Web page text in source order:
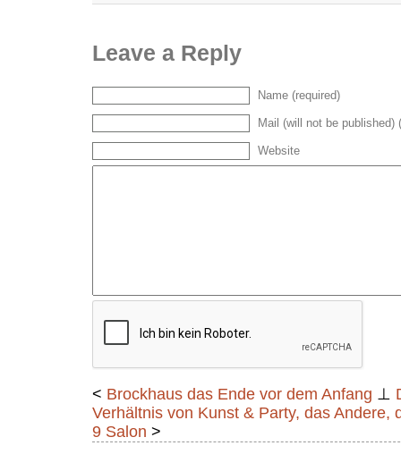
Leave a Reply
Name (required)
Mail (will not be published)
Website
< Brockhaus das Ende vor dem Anfang ⊥
Verhältnis von Kunst & Party, das Andere,
9 Salon >